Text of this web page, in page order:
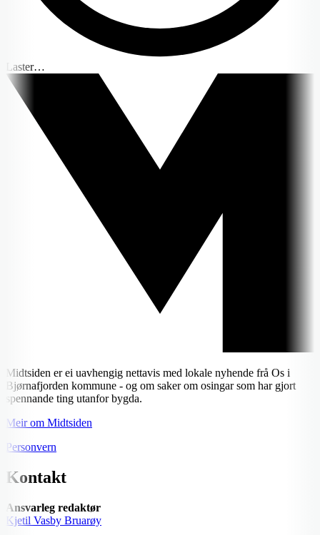
Laster…
Midtsiden er ei uavhengig nettavis med lokale nyhende frå Os i
Bjørnafjorden kommune - og om saker om osingar som har gjort
spennande ting utanfor bygda.
Meir om Midtsiden
Personvern
Kontakt
Ansvarleg redaktør
Kjetil Vasby Bruarøy